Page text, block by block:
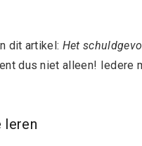
dit artikel: Het
dus niet alleen! Iedere
leren